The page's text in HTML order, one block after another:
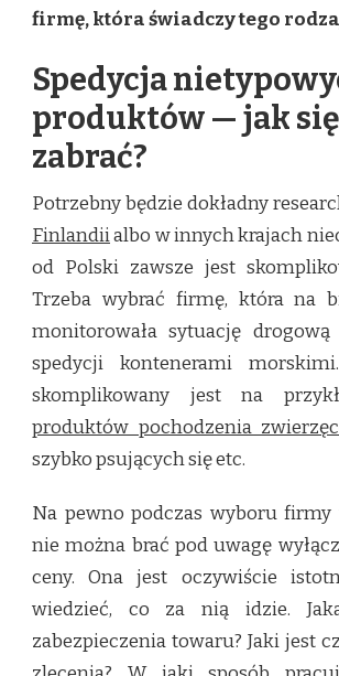
firmę, która świadczy tego
Spedycja
produktów — jak się
zabrać?
Potrzebny będzie dokładny
Finlandiialbo w innych krajach
od Polski zawsze jest
Trzeba wybrać firmę, która na
monitorowała sytuację drogową
spedycji kontenerami
skomplikowany jest na
produktów pochodzenia
szybko psujących się etc.
Na pewno podczas wyboru firmy
nie można brać pod uwagę
ceny. Ona jest oczywiście
wiedzieć, co za nią idzie.
zabezpieczenia towaru? Jaki jest